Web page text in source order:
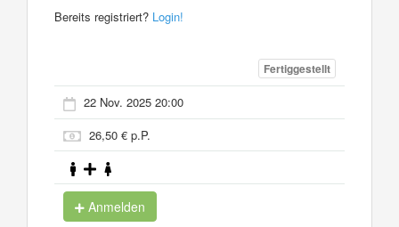
Bereits registriert? Login!
Fertiggestellt
22 Nov. 2025 20:00
26,50 € p.P.
Anmelden